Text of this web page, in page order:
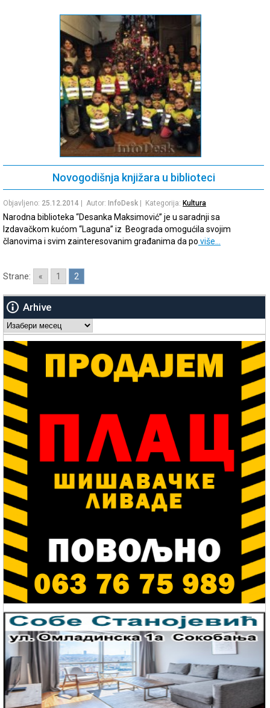
Novogodišnja knjižara u biblioteci
Objavljeno: 25.12.2014 | Autor: InfoDesk | Kategorija: Kultura
Narodna biblioteka “Desanka Maksimović” je u saradnji sa
Izdavačkom kućom “Laguna” iz Beograda omogućila svojim
članovima i svim zainteresovanim građanima da po više…
Strane: « 1 2
Arhive
Arhive